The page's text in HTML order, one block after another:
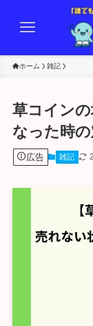
ホーム 雑記
草コイン
なった時
広告 雑記